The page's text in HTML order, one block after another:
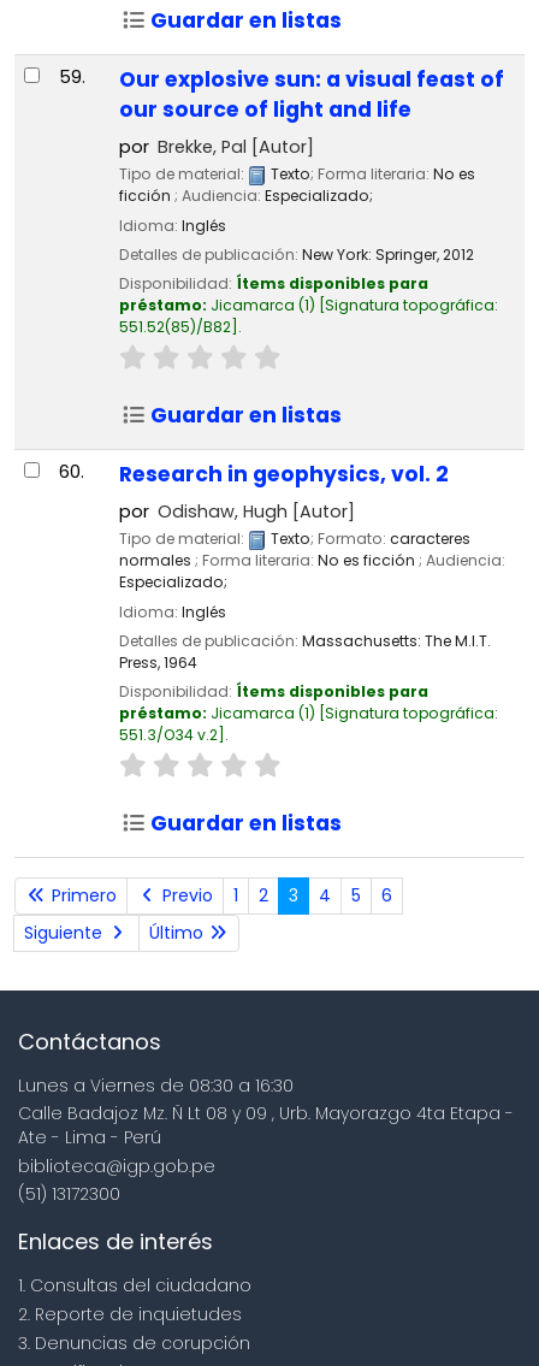
Guardar en listas
59.
Our explosive sun: a visual feast of
our source of light and life
por Brekke, Pal [Autor]
Tipo de material: Texto; Forma literaria: No es
ficción ; Audiencia: Especializado;
Idioma: Inglés
Detalles de publicación: New York: Springer,2012
Disponibilidad: Ítems disponibles para
préstamo: Jicamarca (1) Signatura topográfica:
551.52(85)/B82 .
Guardar en listas
60. Research in geophysics, vol. 2
por Odishaw, Hugh [Autor]
Tipo de material: Texto; Formato: caracteres
normales ; Forma literaria: No es ficción ; Audiencia:
Especializado;
Idioma: Inglés
Detalles de publicación: Massachusetts: The M.I.T.
Press,1964
Disponibilidad: Ítems disponibles para
préstamo: Jicamarca (1) Signatura topográfica:
551.3/O34 v.2 .
Guardar en listas
Primero Previo 1 2 3 4 5
6
Siguiente
Último
Contáctanos
Lunes a Viernes de 08:30 a 16:30
Calle Badajoz Mz. Ñ Lt 08 y 09 , Urb. Mayorazgo 4ta Etapa -
Ate - Lima - Perú
biblioteca@igp.gob.pe
(51) 13172300
Enlaces de interés
1. Consultas del ciudadano
2. Reporte de inquietudes
3. Denuncias de corupción